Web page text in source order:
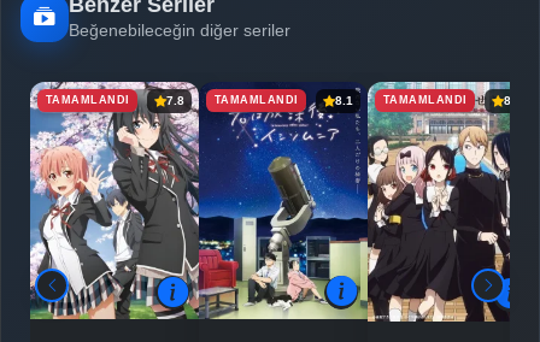
Beğenebileceğin diğer seriler
TAMAMLANDI 7.8 TAMAMLANDI 8.1 TAMAMLANDI 8.6